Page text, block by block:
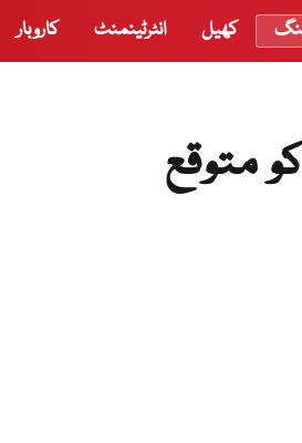
کھیل انٹرٹینمنٹ کاروبار